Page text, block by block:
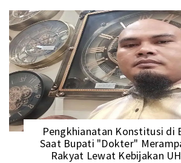
Pengkhianatan Konstitusi di
Saat Bupati "Dokter"
Rakyat Lewat Kebijakan